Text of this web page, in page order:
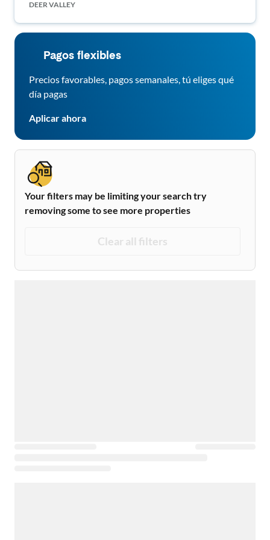
DEER VALLEY
Pagos flexibles
Precios favorables, pagos semanales, tú eliges qué
día pagas
Aplicar ahora
Your filters may be limiting your search try
removing some to see more properties
Clear all filters